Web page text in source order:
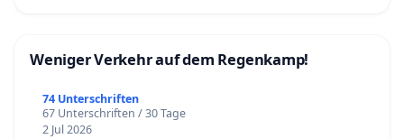
Weniger Verkehr auf dem Regenkamp!
74 Unterschriften
67 Unterschriften / 30 Tage
2 Jul 2026